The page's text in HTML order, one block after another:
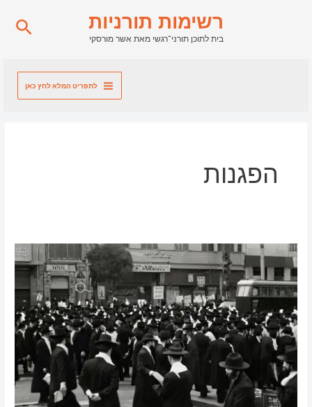
רשימות תורניות
בית לתוכן תורני־רגשי מאת אשר מורסקי
לתפריט המלא לחץ כאן
הפגנות